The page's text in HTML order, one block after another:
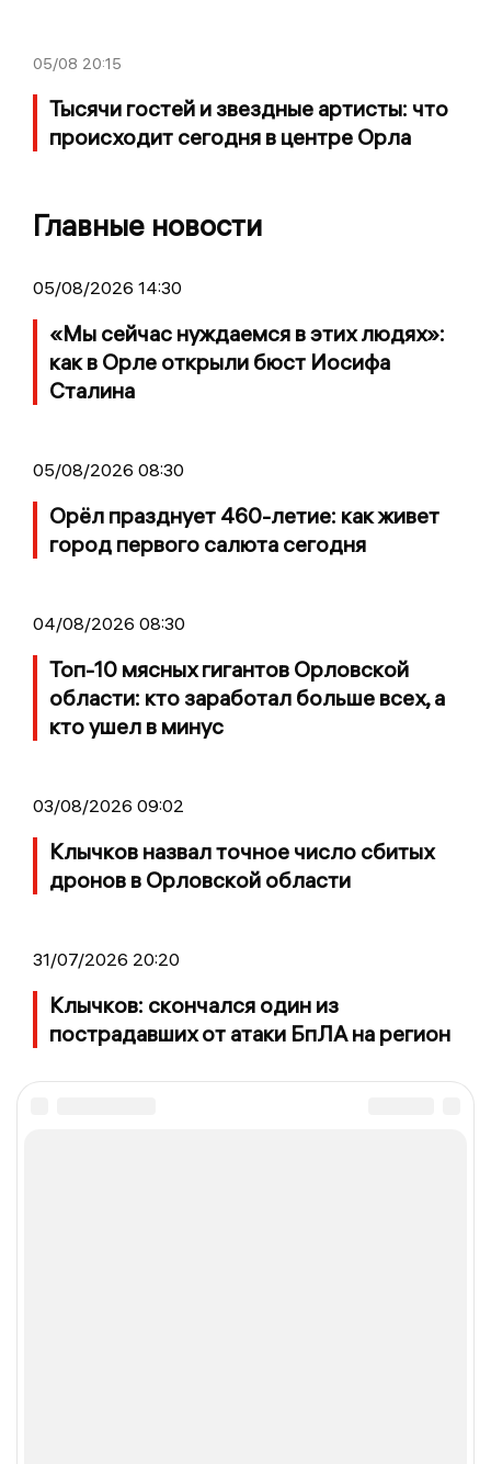
05/08 20:15
Тысячи гостей и звездные артисты: что
происходит сегодня в центре Орла
Главные новости
05/08/2026 14:30
«Мы сейчас нуждаемся в этих людях»:
как в Орле открыли бюст Иосифа
Сталина
05/08/2026 08:30
Орёл празднует 460-летие: как живет
город первого салюта сегодня
04/08/2026 08:30
Топ-10 мясных гигантов Орловской
области: кто заработал больше всех, а
кто ушел в минус
03/08/2026 09:02
Клычков назвал точное число сбитых
дронов в Орловской области
31/07/2026 20:20
Клычков: скончался один из
пострадавших от атаки БпЛА на регион